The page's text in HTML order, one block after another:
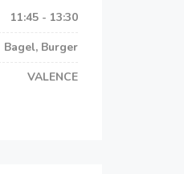
11:45 - 13:30
Bagel, Burger
VALENCE